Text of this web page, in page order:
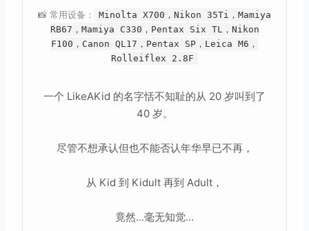
📸 常用设备：
Minolta X700，Nikon 35Ti，Mamiya
RB67，Mamiya C330，Pentax Six TL，Nikon
F100，Canon QL17，Pentax SP，Leica M6，
Rolleiflex 2.8F
一个 LikeAKid 的名字恬不知耻的从 20 岁叫到了
40 岁。
尽管不想承认但也不能否认年华早已不再，
从 Kid 到 Kidult 再到 Adult，
竟然...毫无知觉...